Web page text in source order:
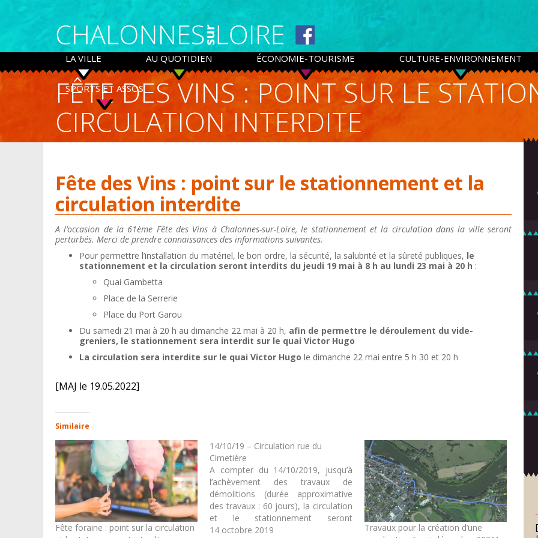
Panneau de gestion des cookies
LA VILLE AU QUOTIDIEN ÉCONOMIE-TOURISME CULTURE-ENVIRONNEMENT
SPORTS ET ASSOS
FÊTE DES VINS : POINT SUR LE
CIRCULATION INTERDITE
Fête des Vins : point sur le stationnement et la
circulation interdite
A l’occasion de la 61ème Fête des Vins à Chalonnes-sur-Loire, le stationnement et la circulation dans la ville seront
perturbés. Merci de prendre connaissances des informations suivantes.
Pour permettre l’installation du matériel, le bon ordre, la sécurité, la salubrité et la sûreté publiques, le
stationnement et la circulation seront interdits du jeudi 19 mai à 8 h au lundi 23 mai à 20 h :
Quai Gambetta
Place de la Serrerie
Place du Port Garou
Du samedi 21 mai à 20 h au dimanche 22 mai à 20 h, afin de permettre le déroulement du vide-
greniers, le stationnement sera interdit sur le quai Victor Hugo
La circulation sera interdite sur le quai Victor Hugo le dimanche 22 mai entre 5 h 30 et 20 h
[MAJ le 19.05.2022]
Similaire
Fête foraine : point sur la circulation
14/10/19 – Circulation rue du
Cimetière
A compter du 14/10/2019, jusqu’à
l’achèvement des travaux de
démolitions (durée approximative
des travaux : 60 jours), la circulation
et le stationnement seront
réglementés comme suit au droit du
14 octobre 2019
Travaux pour la création d’une